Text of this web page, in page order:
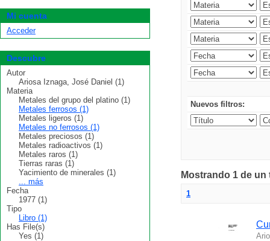
Nuevos filtros:
Mostrando 1 de
1
Mi cuenta
Acceder
Descubre
Autor
Ariosa Iznaga, José Daniel (1)
Materia
Metales del grupo del platino (1)
Metales ferrosos (1)
Metales ligeros (1)
Metales no ferrosos (1)
Metales preciosos (1)
Metales radioactivos (1)
Metales raros (1)
Tierras raras (1)
Yacimiento de minerales (1)
... más
Fecha
1977 (1)
Tipo
Libro (1)
Has File(s)
Yes (1)